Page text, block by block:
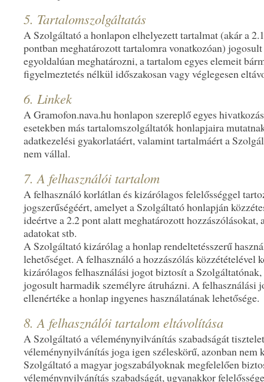
5. Tartalomszolgáltatás
A Szolgáltató a honlapon elhelyezett tartalmat (akár a
pontban meghatározott tartalomra vonatkozóan)
egyoldalúan meghatározni, a tartalom egyes elemeit
figyelmeztetés nélkül időszakosan vagy véglegesen
6. Linkek
A Gramofon.nava.hu honlapon szereplő egyes
esetekben más tartalomszolgáltatók honlapjaira
adatkezelési gyakorlatáért, valamint tartalmáért a
nem vállal.
7. A felhasználói tartalom
A felhasználó korlátlan és kizárólagos felelősséggel
jogszerűségéért, amelyet a Szolgáltató honlapján
ideértve a 2.2 pont alatt meghatározott hozzászólásokat,
adatokat stb.
A Szolgáltató kizárólag a honlap rendeltetésszerű
lehetőséget. A felhasználó a hozzászólás közzétételével
kizárólagos felhasználási jogot biztosít a
jogosult harmadik személyre átruházni. A felhasználási
ellenértéke a honlap ingyenes használatának lehetősége.
8. A felhasználói tartalom eltávolítása
A Szolgáltató a véleménynyilvánítás szabadságát
véleménynyilvánítás joga igen széleskörű, azonban nem
Szolgáltató a magyar jogszabályoknak megfelelően
véleménynyilvánítás szabadságát, ugyanakkor